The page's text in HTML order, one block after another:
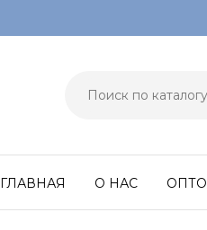
ГЛАВНАЯ О НАС